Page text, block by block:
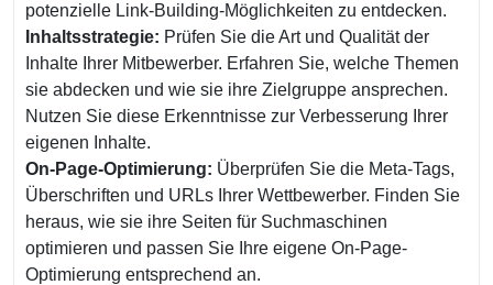
potenzielle Link-Building-Möglichkeiten zu entdecken.
Inhaltsstrategie: Prüfen Sie die Art und Qualität der
Inhalte Ihrer Mitbewerber. Erfahren Sie, welche Themen
sie abdecken und wie sie ihre Zielgruppe ansprechen.
Nutzen Sie diese Erkenntnisse zur Verbesserung Ihrer
eigenen Inhalte.
On-Page-Optimierung: Überprüfen Sie die Meta-Tags,
Überschriften und URLs Ihrer Wettbewerber. Finden Sie
heraus, wie sie ihre Seiten für Suchmaschinen
optimieren und passen Sie Ihre eigene On-Page-
Optimierung entsprechend an.